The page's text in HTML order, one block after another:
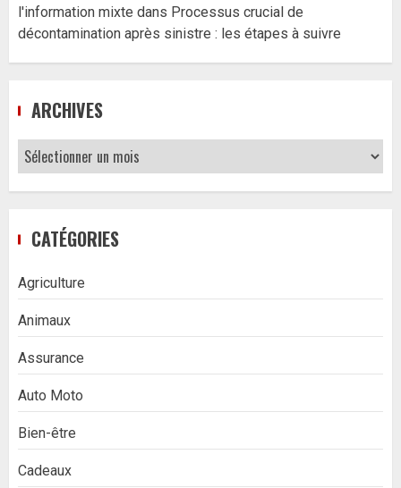
l'information mixte dans Processus crucial de
décontamination après sinistre : les étapes à suivre
ARCHIVES
Archives
CATÉGORIES
Agriculture
Animaux
Assurance
Auto Moto
Bien-être
Cadeaux